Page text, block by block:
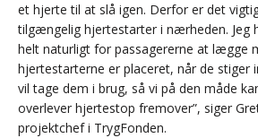
et hjerte til at slå igen. Derfor er det
tilgængelig hjertestarter i nærheden. Jeg
helt naturligt for passagererne at lægge
hjertestarterne er placeret, når de stiger
vil tage dem i brug, så vi på den måde
overlever hjertestop fremover”, siger
projektchef i TrygFonden.